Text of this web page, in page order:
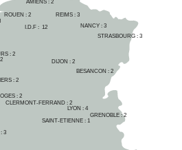
AMIENS : 2
I.D.F : 12
2
BESANCON : 2
: 3
CLERMONT-FERRAND : 2
DIJON : 2
GRENOBLE : 2
: 2
LYON : 4
NANCY : 3
: 2
REIMS : 3
ROUEN : 2
SAINT-ETIENNE : 1
STRASBOURG : 3
: 2